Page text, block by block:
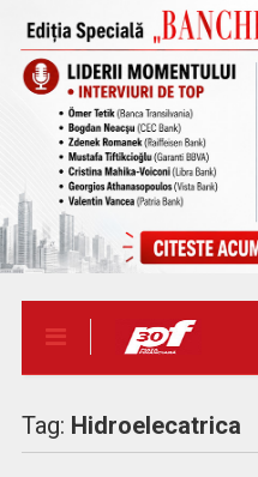
Tag: Hidroelecatrica